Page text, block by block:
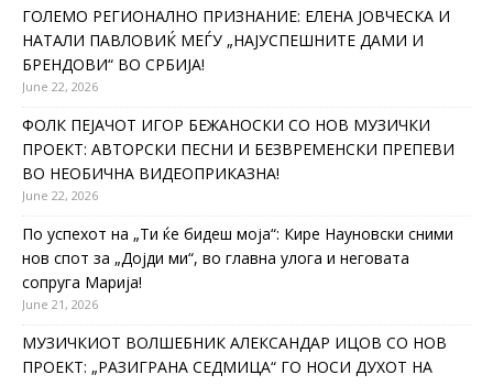
ГОЛЕМО РЕГИОНАЛНО ПРИЗНАНИЕ: ЕЛЕНА ЈОВЧЕСКА И
НАТАЛИ ПАВЛОВИЌ МЕЃУ „НАЈУСПЕШНИТЕ ДАМИ И
БРЕНДОВИ“ ВО СРБИЈА!
June 22, 2026
ФОЛК ПЕЈАЧОТ ИГОР БЕЖАНОСКИ СО НОВ МУЗИЧКИ
ПРОЕКТ: АВТОРСКИ ПЕСНИ И БЕЗВРЕМЕНСКИ ПРЕПЕВИ
ВО НЕОБИЧНА ВИДЕОПРИКАЗНА!
June 22, 2026
По успехот на „Ти ќе бидеш моја“: Кире Науновски сними
нов спот за „Дојди ми“, во главна улога и неговата
сопруга Марија!
June 21, 2026
МУЗИЧКИОТ ВОЛШЕБНИК АЛЕКСАНДАР ИЦОВ СО НОВ
ПРОЕКТ: „РАЗИГРАНА СЕДМИЦА“ ГО НОСИ ДУХОТ НА